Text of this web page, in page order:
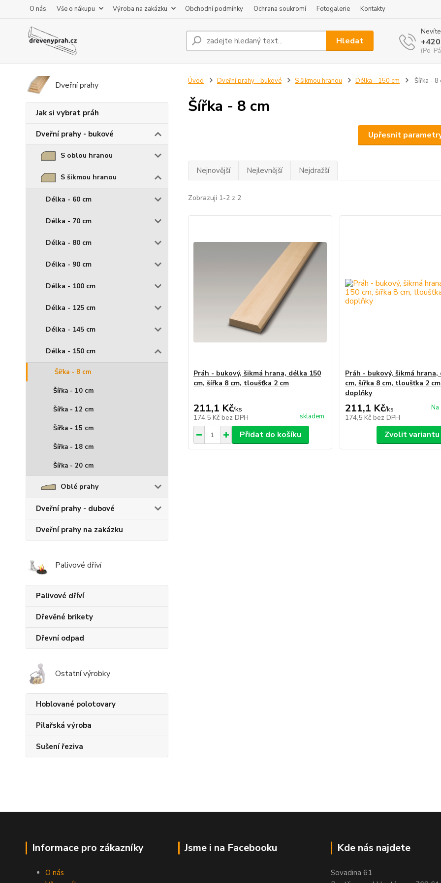
O nás Vše o nákupu Výroba na zakázku Obchodní podmínky Ochrana soukromí Fotogalerie Kontakty
Hledat
(Po-
Dveřní prahy
Jak si vybrat práh
Dveřní prahy - bukové
S oblou hranou
S šikmou hranou
Délka - 60 cm
Délka - 70 cm
Délka - 80 cm
Délka - 90 cm
Délka - 100 cm
Délka - 125 cm
Délka - 145 cm
Délka - 150 cm
Šířka - 8 cm
Šířka - 10 cm
Šířka - 12 cm
Šířka - 15 cm
Šířka - 18 cm
Šířka - 20 cm
Oblé prahy
Dveřní prahy - dubové
Dveřní prahy na zakázku
Palivové dříví
Palivové dříví
Dřevěné brikety
Dřevní odpad
Ostatní výrobky
Hoblované polotovary
Pilařská výroba
Sušení řeziva
Úvod Dveřní prahy - bukové S šikmou hranou Délka - 150 cm Šířka - 8
Šířka - 8 cm
Upřesnit
Nejnovější Nejlevnější Nejdražší
Zobrazuji 1-2 z 2
Práh - bukový, šikmá hrana, délka 150
cm, šířka 8 cm, tloušťka 2 cm
211,1 Kč/ks
174,5 Kč bez DPH skladem
Přidat do košíku
Práh - bukový, šikmá hrana,
cm, šířka 8 cm, tloušťka 2
doplňky
211,1 Kč/ks
174,5 Kč bez DPH
Na
Zvolit variantu
Informace pro zákazníky
O nás
Jsme i na Facebooku Kde nás najdete
Sovadina 61